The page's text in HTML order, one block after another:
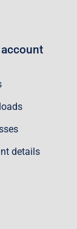
details